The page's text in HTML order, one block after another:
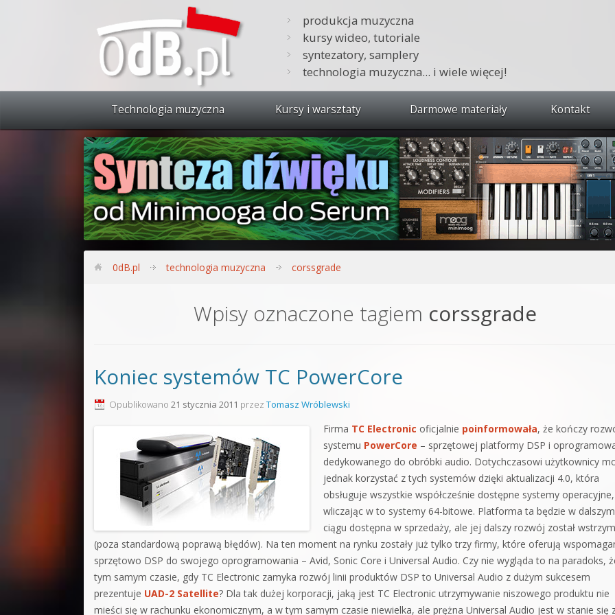
produkcja muzyczna
kursy wideo, tutoriale
syntezatory, samplery
technologia muzyczna... i wiele więcej!
Technologia muzyczna Kursy i warsztaty
Zobacz wszystkie kursy i warsztaty
Synteza dźwięku 🔥
Produkcja muzyczna w praktyce
Bitwig Studio od podstaw
Sound Forge od podstaw
Kontakt 5 Kompendium
Pakiety
Darmowe materiały Kontakt
0dB.pl technologia muzyczna corssgrade
Wpisy oznaczone tagiem corssgrade
Koniec systemów TC PowerCore
Opublikowano 21 stycznia 2011 przez Tomasz Wróblewski
Firma TC Electronic oficjalnie poinformowała, że kończy
systemu PowerCore – sprzętowej platformy DSP i
dedykowanego do obróbki audio. Dotychczasowi użytkownicy
jednak korzystać z tych systemów dzięki aktualizacji 4.0, która
obsługuje wszystkie współcześnie dostępne systemy operacyjne,
wliczając w to systemy 64-bitowe. Platforma ta będzie w dalszym
ciągu dostępna w sprzedaży, ale jej dalszy rozwój został
(poza standardową poprawą błędów). Na ten moment na rynku zostały już tylko trzy firmy, które oferują
sprzętowo DSP do swojego oprogramowania – Avid, Sonic Core i Universal Audio. Czy nie wygląda to na paradoks,
tym samym czasie, gdy TC Electronic zamyka rozwój linii produktów DSP to Universal Audio z dużym sukcesem
prezentuje UAD-2 Satellite? Dla tak dużej korporacji, jaką jest TC Electronic utrzymywanie niszowego produktu nie
mieści się w rachunku ekonomicznym, a w tym samym czasie niewielka, ale prężna Universal Audio jest w stanie się